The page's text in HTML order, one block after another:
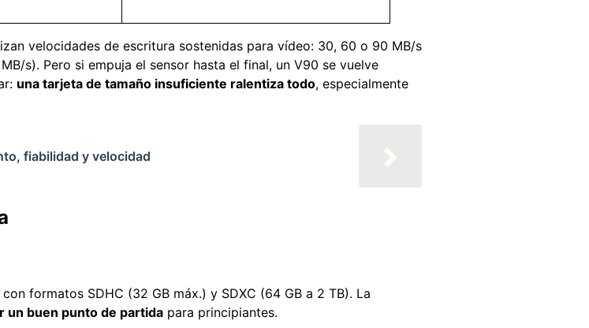
velocidades de escritura sostenidas para vídeo: 30, 60 o 90 MB/s
s). Pero si empuja el sensor hasta el final, un V90 se vuelve
una tarjeta de tamaño insuficiente ralentiza todo, especialmente
fiabilidad y velocidad
formatos SDHC (32 GB máx.) y SDXC (64 GB a 2 TB). La
un buen punto de partida para principiantes.